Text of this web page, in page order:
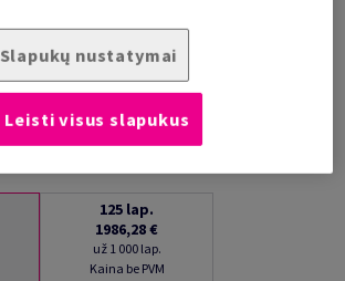
125 lap.
1986,28 €
už 1 000 lap.
Kaina be PVM
Slapukų nustatymai
Leisti visus slapukus